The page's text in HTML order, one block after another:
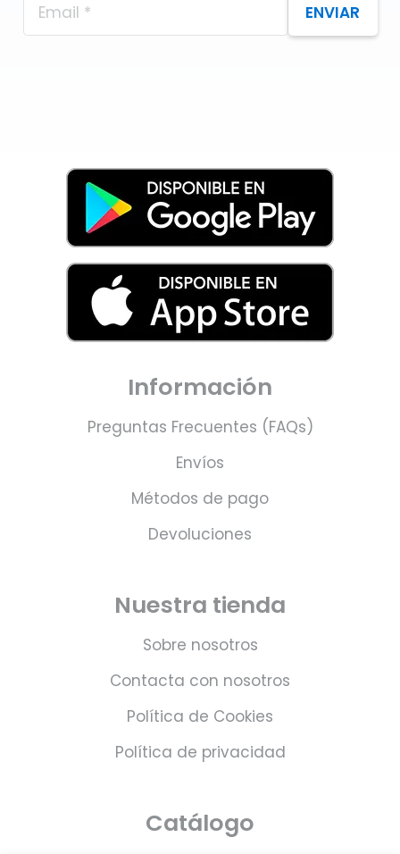
ENVIAR
Información
Preguntas Frecuentes (FAQs)
Envíos
Métodos de pago
Devoluciones
Nuestra tienda
Sobre nosotros
Contacta con nosotros
Política de Cookies
Política de privacidad
Catálogo